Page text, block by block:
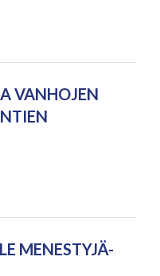
VANHOJEN
MENESTYJÄ-